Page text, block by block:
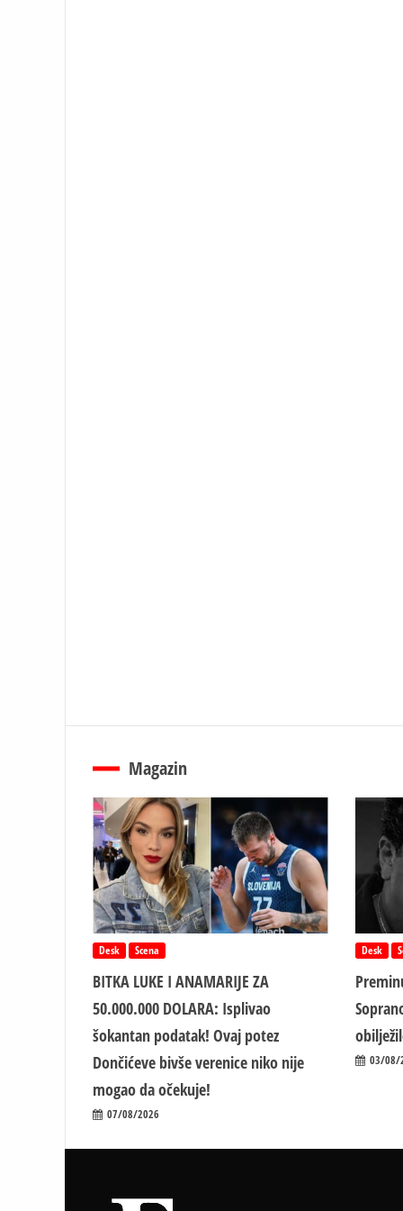
Magazin
Desk Scena
BITKA LUKE I ANAMARIJE ZA
50.000.000 DOLARA: Isplivao
šokantan podatak! Ovaj potez
Dončićeve bivše verenice niko nije
mogao da očekuje!
07/08/2026
Desk
03/08/